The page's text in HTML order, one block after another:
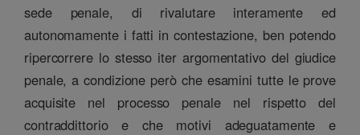
sede penale, di rivalutare interamente ed
autonomamente i fatti in contestazione, ben potendo
ripercorrere lo stesso iter argomentativo del giudice
penale, a condizione però che esamini tutte le prove
acquisite nel processo penale nel rispetto del
contraddittorio e che motivi adeguatamente e